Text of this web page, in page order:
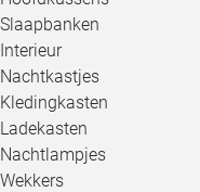
Slaapbanken
Interieur
Nachtkastjes
Kledingkasten
Ladekasten
Nachtlampjes
Wekkers